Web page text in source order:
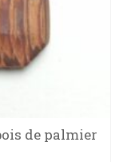
de palmier